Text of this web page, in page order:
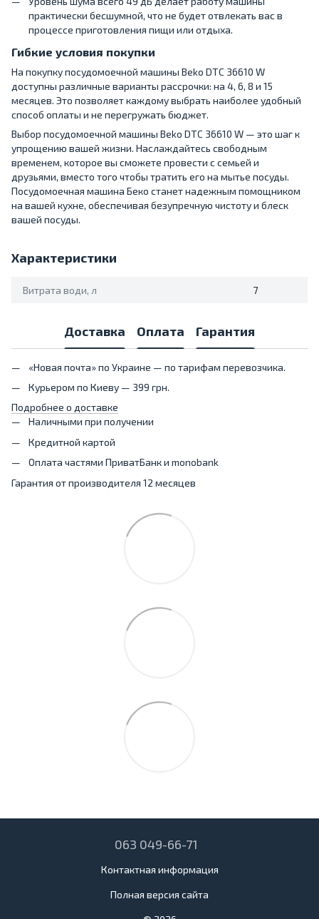
практически бесшумной, что не будет отвлекать вас в
процессе приготовления пищи или отдыха.
Гибкие условия покупки
На покупку посудомоечной машины Beko DTC 36610 W
доступны различные варианты рассрочки: на 4, 6, 8 и 15
месяцев. Это позволяет каждому выбрать наиболее удобный
способ оплаты и не перегружать бюджет.
Выбор посудомоечной машины Beko DTC 36610 W — это шаг к
упрощению вашей жизни. Наслаждайтесь свободным
временем, которое вы сможете провести с семьей и
друзьями, вместо того чтобы тратить его на мытье посуды.
Посудомоечная машина Беко станет надежным помощником
на вашей кухне, обеспечивая безупречную чистоту и блеск
вашей посуды.
Характеристики
Витрата води, л 7
Доставка Оплата Гарантия
«Новая почта» по Украине — по тарифам перевозчика.
Курьером по Киеву — 399 грн.
Подробнее о доставке
Наличными при получении
Кредитной картой
Оплата частями ПриватБанк и monobank
Гарантия от производителя 12 месяцев
063 049-66-71
Контактная информация
Полная версия сайта